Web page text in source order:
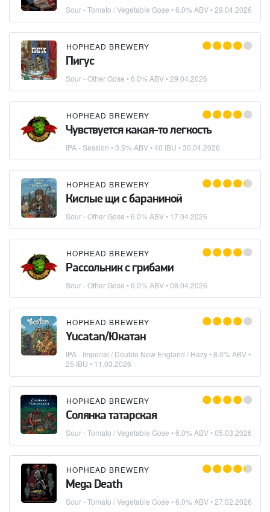
Sour - Tomato / Vegetable Gose • 6.0% ABV •29.04.2026
HOPHEAD BREWERY
Пигус
Sour - Other Gose • 6.0% ABV •29.04.2026
HOPHEAD BREWERY
Чувствуется какая-то легкость
IPA - Session • 3.5% ABV • 40 IBU •30.04.2026
HOPHEAD BREWERY
Кислые щи с бараниной
Sour - Other Gose • 6.0% ABV • 17.04.2026
HOPHEAD BREWERY
Рассольник с грибами
Sour - Other Gose • 6.0% ABV •08.04.2026
HOPHEAD BREWERY
Yucatan/Юкатан
IPA - Imperial / Double New England / Hazy• 8.0% ABV •
25 IBU • 11.03.2026
HOPHEAD BREWERY
Солянка татарская
Sour - Tomato / Vegetable Gose • 6.0% ABV •05.03.2026
HOPHEAD BREWERY
Mega Death
Sour - Tomato / Vegetable Gose • 6.0% ABV •27.02.2026